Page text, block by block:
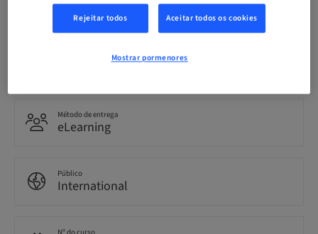
English
0.00 Pontos
Método de entrega
eLearning
Público
International
Rejeitar todos Aceitar todos os cookies
Mostrar pormenores